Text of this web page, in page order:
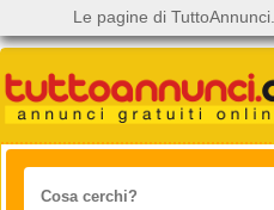
Le pagine di